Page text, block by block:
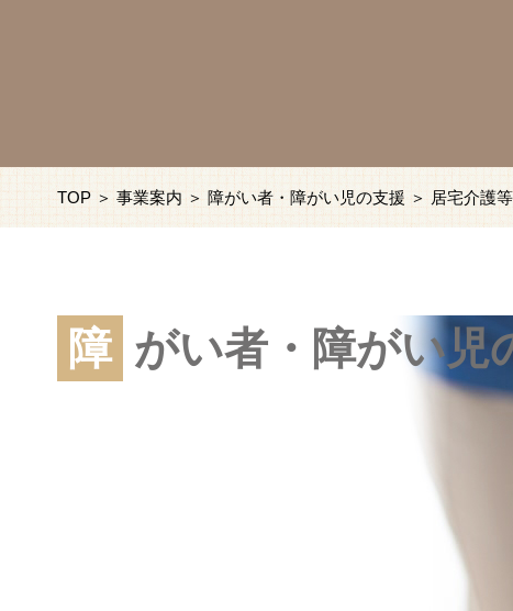
TOP＞ 事業案内 ＞ 障がい者・障がい児の支援 ＞ 居宅介護
障 がい者・障がい児